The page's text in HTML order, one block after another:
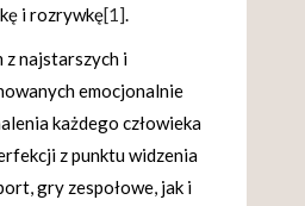
i rozrywkę[1].
z najstarszych i
emocjonalnie
każdego człowieka
z punktu widzenia
gry zespołowe, jak i